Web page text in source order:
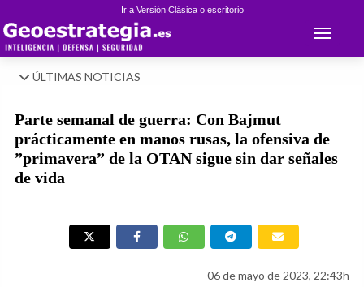
Ir a Versión Clásica o escritorio
Toggle
ÚLTIMAS NOTICIAS
Parte semanal de guerra: Con Bajmut
prácticamente en manos rusas, la ofensiva de
”primavera” de la OTAN sigue sin dar señales
de vida
06 de mayo de 2023, 22:43h